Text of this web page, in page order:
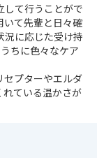
して行うことがで
いて先輩と日々確
況に応じた受け持
ちに色々なケア
セプターやエルダ
れている温かさが